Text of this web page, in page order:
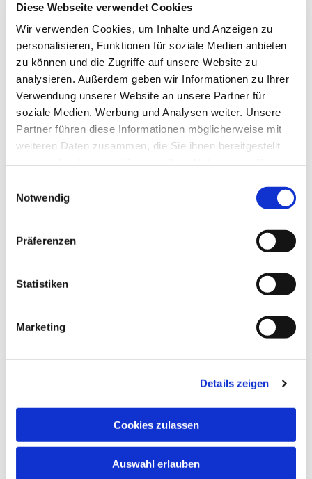
Diese Webseite verwendet Cookies
Wir verwenden Cookies, um Inhalte und Anzeigen zu
personalisieren, Funktionen für soziale Medien anbieten
zu können und die Zugriffe auf unsere Website zu
analysieren. Außerdem geben wir Informationen zu Ihrer
Verwendung unserer Website an unsere Partner für
soziale Medien, Werbung und Analysen weiter. Unsere
Partner führen diese Informationen möglicherweise mit
weiteren Daten zusammen, die Sie ihnen bereitgestellt
Notwendig
Präferenzen
Statistiken
Marketing
Details zeigen
Cookies zulassen
Auswahl erlauben
Dies könnte Sie auch